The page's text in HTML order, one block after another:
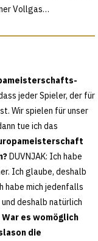
Vollgas…
jeder Spieler, der für
Wir spielen für unser
tue ich das
DUVNJAK: Ich habe
Ich glaube, deshalb
habe mich jedenfalls
deshalb natürlich
es womöglich
die